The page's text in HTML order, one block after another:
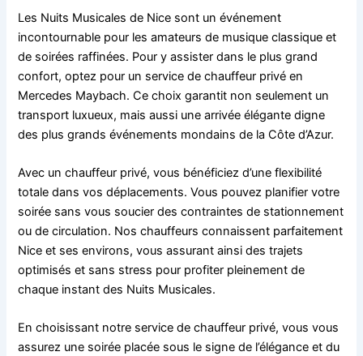
Les Nuits Musicales de Nice sont un événement
incontournable pour les amateurs de musique classique et
de soirées raffinées. Pour y assister dans le plus grand
confort, optez pour un service de chauffeur privé en
Mercedes Maybach. Ce choix garantit non seulement un
transport luxueux, mais aussi une arrivée élégante digne
des plus grands événements mondains de la Côte d’Azur.
Avec un chauffeur privé, vous bénéficiez d’une flexibilité
totale dans vos déplacements. Vous pouvez planifier votre
soirée sans vous soucier des contraintes de stationnement
ou de circulation. Nos chauffeurs connaissent parfaitement
Nice et ses environs, vous assurant ainsi des trajets
optimisés et sans stress pour profiter pleinement de
chaque instant des Nuits Musicales.
En choisissant notre service de chauffeur privé, vous vous
assurez une soirée placée sous le signe de l’élégance et du